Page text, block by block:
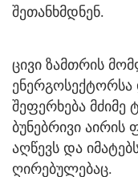
შეთანხმდნენ.
ცივი ზამთრის
ენერგოსექტორსა
შეფერხება მძიმე
ბუნებრივი
აღწევს და
ღირებულებაც.